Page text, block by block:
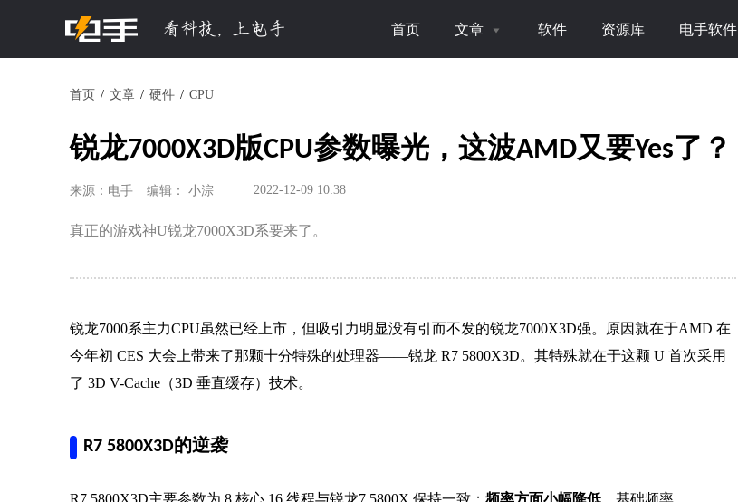
首页 文章 软件 资源库 电手软件
首页 文章 硬件 CPU
锐龙7000X3D版CPU参数曝光，这波AMD又要Yes了？
来源：电手 编辑： 小淙 2022-12-09 10:38
真正的游戏神U锐龙7000X3D系要来了。
锐龙7000系主力CPU虽然已经上市，但吸引力明显没有引而不发的锐龙7000X3D强。原因就在于AMD 在
今年初 CES 大会上带来了那颗十分特殊的处理器——锐龙 R7 5800X3D。其特殊就在于这颗 U 首次采用
了 3D V-Cache（3D 垂直缓存）技术。
R7 5800X3D的逆袭
R7 5800X3D主要参数为 8 核心 16 线程与锐龙7 5800X 保持一致； 频率方面小幅降低 ，基础频率